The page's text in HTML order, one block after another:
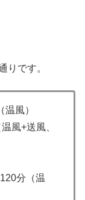
りです。
風）
風+送風、
分（温